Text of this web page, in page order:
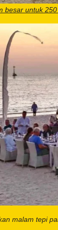
besar untuk
malam tepi